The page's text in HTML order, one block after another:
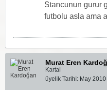
Stancunun gurur
futbolu asla ama
Murat Eren
Kartal
üyelik Tarihi: May 2010